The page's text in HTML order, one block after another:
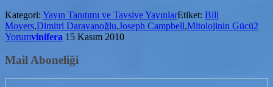
Joseph
Campbell,Bill
Moyers
Kategori: Yayın Tanıtımı ve Tavsiye YayınlarEtiket: Bill
Moyers,Dimitri Daravanoğlu,Joseph Campbell,Mitolojinin Gücü2
Yorumvinifera 15 Kasım 2010
Mail Aboneliği